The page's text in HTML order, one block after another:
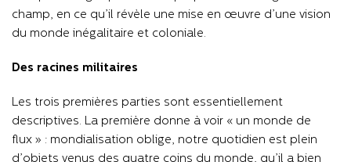
champ, en ce qu’il révèle une mise en œuvre d’une vision
du monde inégalitaire et coloniale.
Des racines militaires
Les trois premières parties sont essentiellement
descriptives. La première donne à voir « un monde de
flux » : mondialisation oblige, notre quotidien est plein
d’objets venus des quatre coins du monde, qu’il a bien